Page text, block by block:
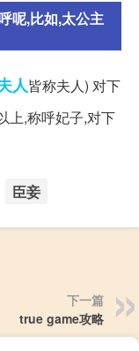
呢,比如,太公主
人皆称夫人) 对下
上,称呼妃子,对下
臣妾
下一篇
true game攻略